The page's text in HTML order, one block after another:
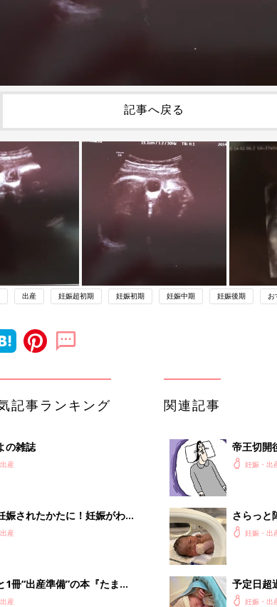
記事へ戻る
出産 妊娠超初期 妊娠初期 妊娠中期 妊娠後期 お
記事ランキング
の雑誌
産
娠されたかたに！妊娠がわか
初に読む本『初めてのたまご
産
1冊“出産準備”の本『たまご
号』〈スペシャル大特集〉
産
関連記事
帝王切開
【ツボウ
妊娠・出
さらっと
くるでし
妊娠・出
予定日超
赤ちゃん
妊娠・出